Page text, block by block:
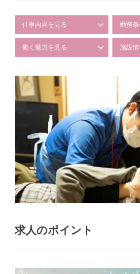
仕事内容を見る 勤務
働く魅力を見る 施設
求人のポイント